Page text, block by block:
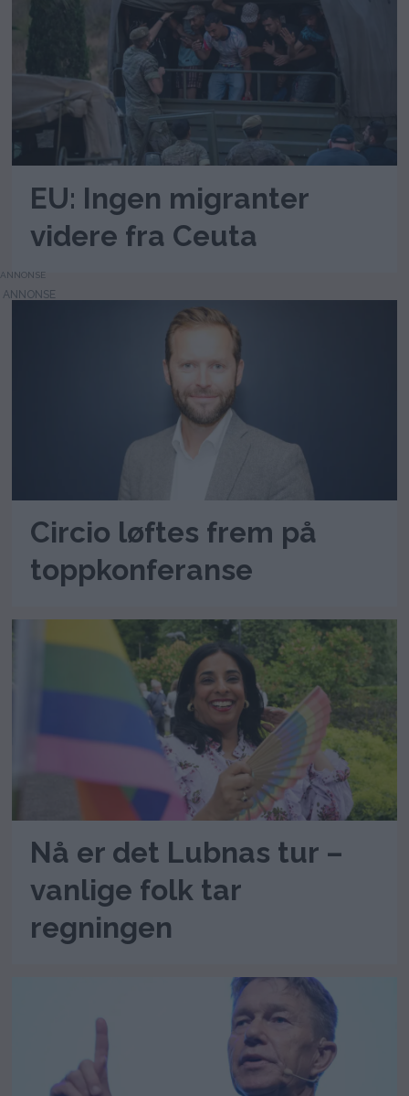
EU: Ingen migranter
videre fra Ceuta
ANNONSE
Circio løftes frem på
toppkonferanse
Nå er det Lubnas tur –
vanlige folk tar
regningen